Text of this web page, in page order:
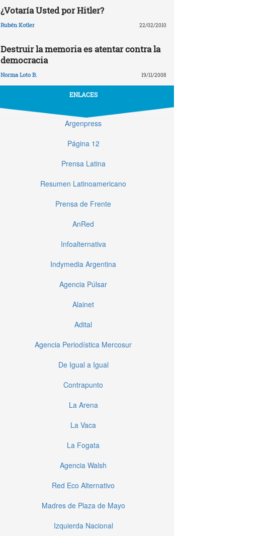
¿Votaría Usted por Hitler?
Rubén Kotler 22/02/2010
Destruir la memoria es atentar contra la
democracia
Norma Loto B. 19/11/2008
ENLACES
Argenpress
Página 12
Prensa Latina
Resumen Latinoamericano
Prensa de Frente
AnRed
Infoalternativa
Indymedia Argentina
Agencia Púlsar
Alainet
Adital
Agencia Periodística Mercosur
De Igual a Igual
Contrapunto
La Arena
La Vaca
La Fogata
Agencia Walsh
Red Eco Alternativo
Madres de Plaza de Mayo
Izquierda Nacional